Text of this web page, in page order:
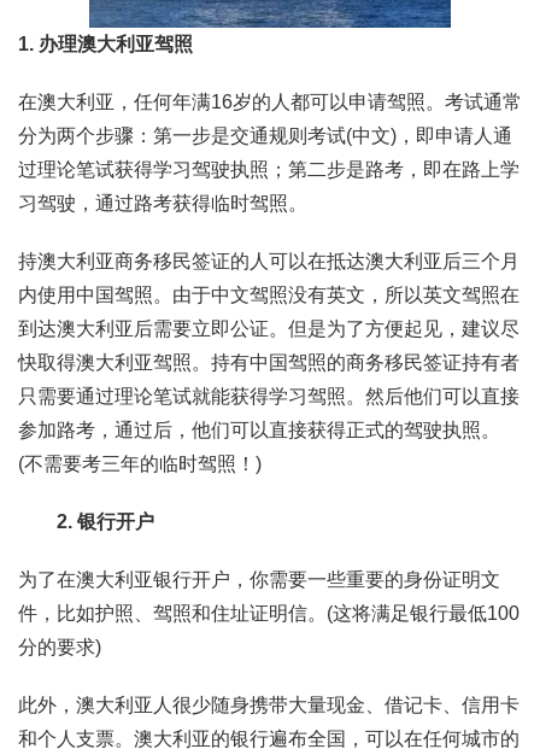
1. 办理澳大利亚驾照
在澳大利亚，任何年满16岁的人都可以申请驾照。考试通常
分为两个步骤：第一步是交通规则考试(中文)，即申请人通
过理论笔试获得学习驾驶执照；第二步是路考，即在路上学
习驾驶，通过路考获得临时驾照。
持澳大利亚商务移民签证的人可以在抵达澳大利亚后三个月
内使用中国驾照。由于中文驾照没有英文，所以英文驾照在
到达澳大利亚后需要立即公证。但是为了方便起见，建议尽
快取得澳大利亚驾照。持有中国驾照的商务移民签证持有者
只需要通过理论笔试就能获得学习驾照。然后他们可以直接
参加路考，通过后，他们可以直接获得正式的驾驶执照。
(不需要考三年的临时驾照！)
2. 银行开户
为了在澳大利亚银行开户，你需要一些重要的身份证明文
件，比如护照、驾照和住址证明信。(这将满足银行最低100
分的要求)
此外，澳大利亚人很少随身携带大量现金、借记卡、信用卡
和个人支票。澳大利亚的银行遍布全国，可以在任何城市的